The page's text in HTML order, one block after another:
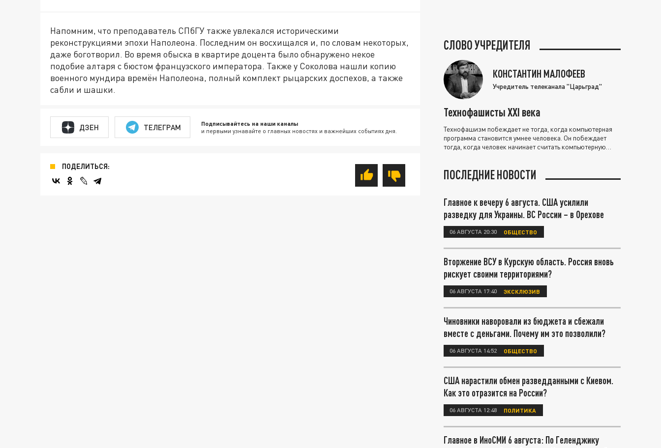
Напомним, что преподаватель СПбГУ также увлекался историческими
реконструкциями эпохи Наполеона. Последним он восхищался и, по словам некоторых,
даже боготворил. Во время обыска в квартире доцента было обнаружено некое
подобие алтаря с бюстом французского императора. Также у Соколова нашли копию
военного мундира времён Наполеона, полный комплект рыцарских доспехов, а также
сабли и шашки.
ДЗЕН ТЕЛЕГРАМ Подписывайтесь на наши каналы
и первыми узнавайте о главных новостях и важнейших событиях дня.
ПОДЕЛИТЬСЯ:
СЛОВО УЧРЕДИТЕЛЯ
КОНСТАНТИН МАЛОФЕЕВ
Учредитель телеканала "Царьград"
Технофашисты XXI века
Технофашизм побеждает не тогда, когда компьютерная
программа становится умнее человека. Он побеждает
тогда, когда человек начинает считать компьютерную
ПОСЛЕДНИЕ НОВОСТИ
Главное к вечеру 6 августа. США усилили
разведку для Украины. ВС России – в Орехове
06 АВГУСТА 20:30 ОБЩЕСТВО
Вторжение ВСУ в Курскую область. Россия вновь
рискует своими территориями?
06 АВГУСТА 17:40 ЭКСКЛЮЗИВ
Чиновники наворовали из бюджета и сбежали
вместе с деньгами. Почему им это позволили?
06 АВГУСТА 14:52 ОБЩЕСТВО
США нарастили обмен разведданными с Киевом.
Как это отразится на России?
06 АВГУСТА 12:48 ПОЛИТИКА
Главное в ИноСМИ 6 августа: По Геленджику